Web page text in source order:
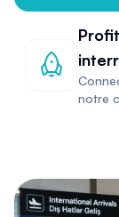
notre